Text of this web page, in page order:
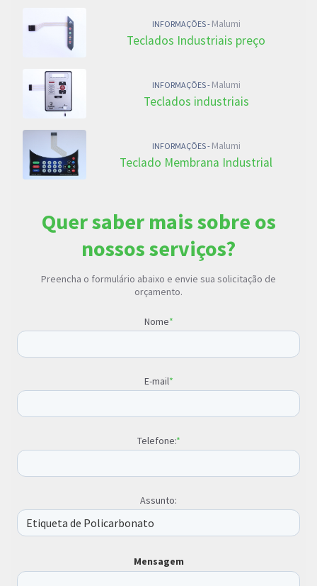
INFORMAÇÕES - Malumi
Teclados Industriais preço
INFORMAÇÕES - Malumi
Teclados industriais
INFORMAÇÕES - Malumi
Teclado Membrana Industrial
Quer saber mais sobre os
nossos serviços?
Preencha o formulário abaixo e envie sua solicitação de
orçamento.
Nome*
E-mail*
Telefone:*
Assunto:
Mensagem